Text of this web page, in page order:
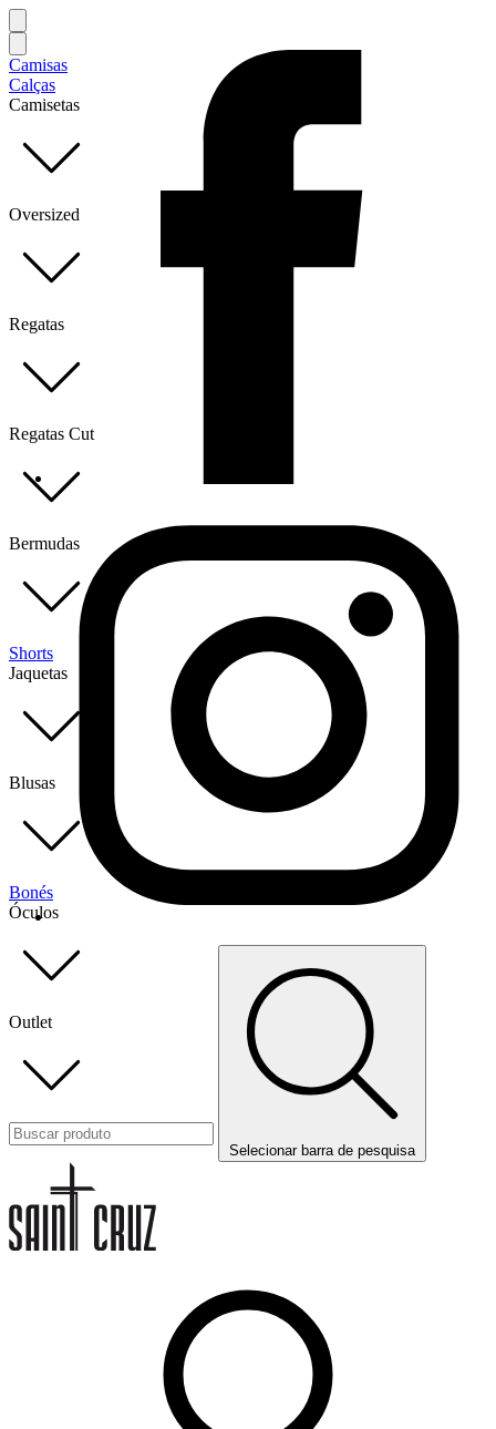
Camisas
Calças
Camisetas
Oversized
Regatas
Regatas Cut
Bermudas
Shorts
Jaquetas
Blusas
Bonés
Óculos
Outlet
Selecionar barra de pesquisa